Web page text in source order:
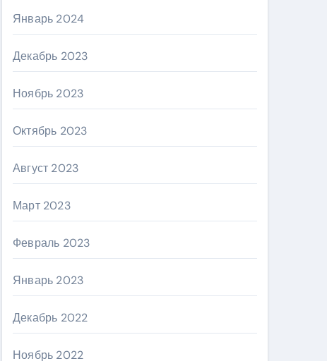
Январь 2024
Декабрь 2023
Ноябрь 2023
Октябрь 2023
Август 2023
Март 2023
Февраль 2023
Январь 2023
Декабрь 2022
Ноябрь 2022